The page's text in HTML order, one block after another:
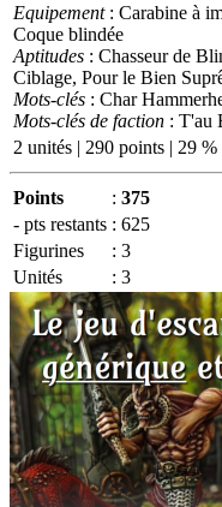
Equipement: Carabine à
Coque blindée
Aptitudes : Chasseur de
Ciblage, Pour le Bien
Mots-clés : Char
Mots-clés de faction : T'au
2 unités | 290 points | 29 %
Points : 375
- pts restants : 625
Figurines
: 3
Unités
: 3